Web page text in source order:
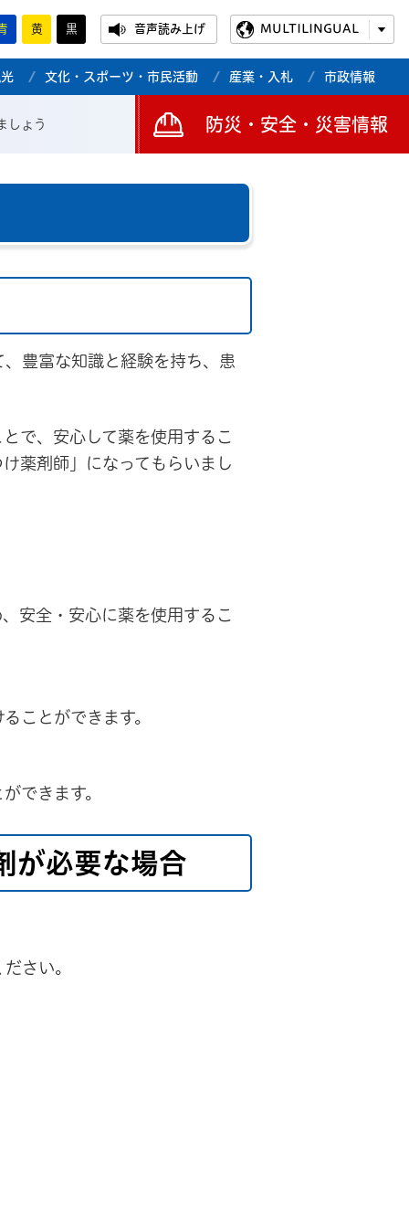
黄 黒 音声読み上げ MULTILINGUAL
文化・スポーツ・市民活動 産業・入札 市政情報
しょう 防災・安全・災害情報
豊富な知識と経験を持ち、患
で、安心して薬を使用するこ
薬剤師」になってもらいまし
安全・安心に薬を使用するこ
ことができます。
できます。
が必要な場合
さい。